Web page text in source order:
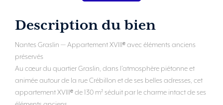
Description du bien
Nantes Graslin — Appartement XVIIIᵉ avec éléments anciens
préservés
Au cœur du quartier Graslin, dans l’atmosphère piétonne et
animée autour de la rue Crébillon et de ses belles adresses, cet
appartement XVIIIᵉ de 130 m² séduit par le charme intact de ses